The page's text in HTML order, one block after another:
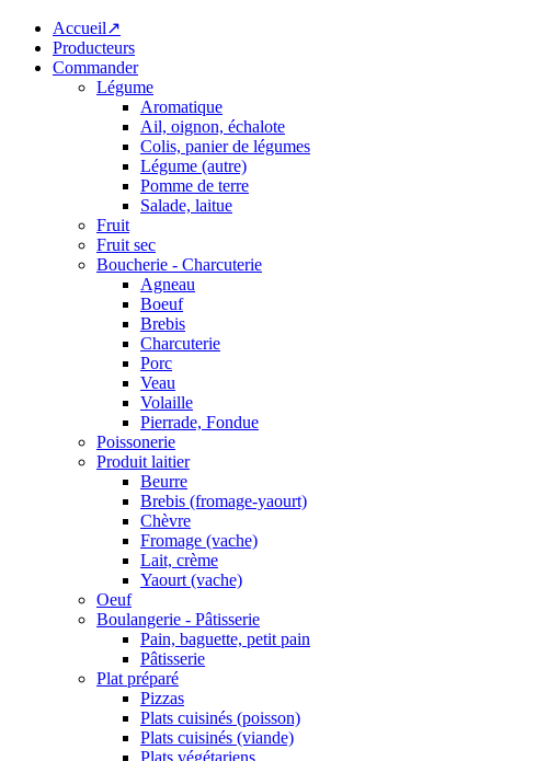
Accueil↗
Producteurs
Commander
Légume
Aromatique
Ail, oignon, échalote
Colis, panier de légumes
Légume (autre)
Pomme de terre
Salade, laitue
Fruit
Fruit sec
Boucherie - Charcuterie
Agneau
Boeuf
Brebis
Charcuterie
Porc
Veau
Volaille
Pierrade, Fondue
Poissonerie
Produit laitier
Beurre
Brebis (fromage-yaourt)
Chèvre
Fromage (vache)
Lait, crème
Yaourt (vache)
Oeuf
Boulangerie - Pâtisserie
Pain, baguette, petit pain
Pâtisserie
Plat préparé
Pizzas
Plats cuisinés (poisson)
Plats cuisinés (viande)
Plats végétariens